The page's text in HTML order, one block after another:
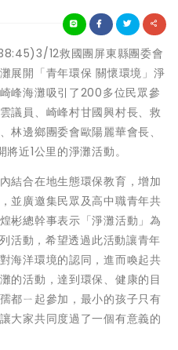
12救國團屏東縣團委會
展開「青年環保 關懷環境」淨
峰海灘吸引了200多位民眾參
議員、崎峰村甘國興村長、救
林邊鄉團委會歐陽麗華會長、
近1公里的淨灘活動。
結合在地生態環保教育，增加
並廣邀集民眾及高中職青年共
彬總幹事表示「淨灘活動」為
活動，希望透過此活動讓青年
海洋環境的認同，進而喚起共
的活動，達到環保、健康的目
都ㄧ起參加，最小的孩子只有
大家共同度過了一個有意義的